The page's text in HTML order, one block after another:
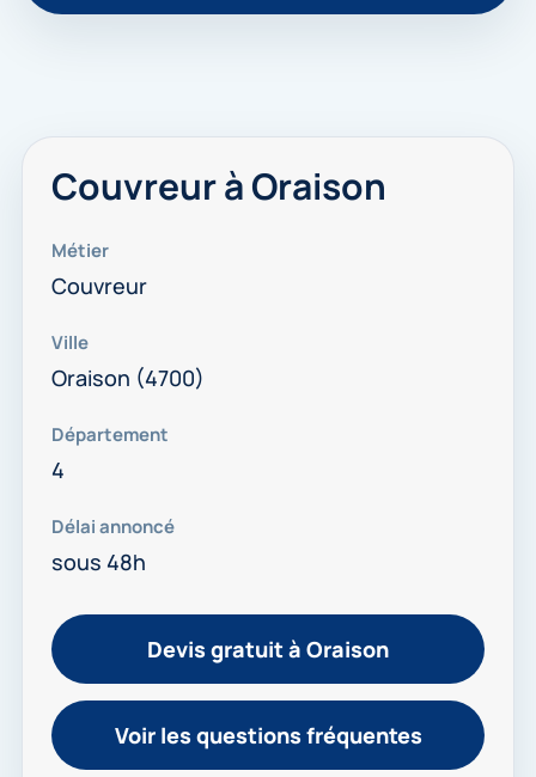
Couvreur à Oraison
Métier
Couvreur
Ville
Oraison (4700)
Département
4
Délai annoncé
sous 48h
Devis gratuit à Oraison
Voir les questions fréquentes